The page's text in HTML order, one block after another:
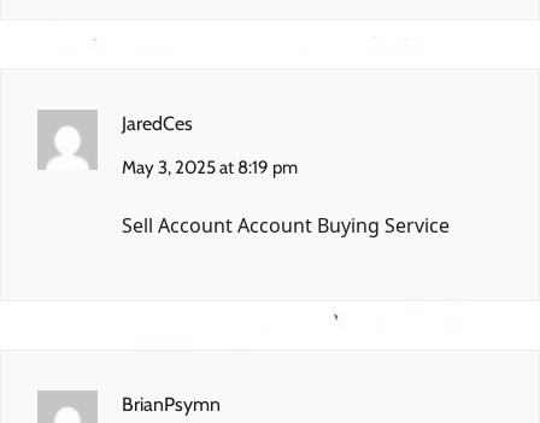
JaredCes
May 3, 2025 at 8:19 pm
Sell AccountAccount Buying Service
BrianPsymn